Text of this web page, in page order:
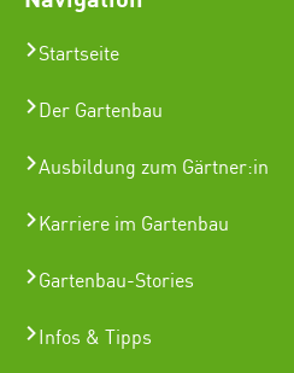
Startseite
Der Gartenbau
Ausbildung zum Gärtner:in
Karriere im Gartenbau
Gartenbau-Stories
Infos & Tipps